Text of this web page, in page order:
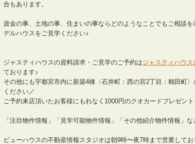
合もあります。
資金の事、土地の事、住まいの事ならどのようなことでもご相談
デルハウスをご見学ください♪
ジャスティハウスの資料請求・ご見学のご予約はジャスティハウ
ております♪
その他にも宇都宮市内に新築4棟〈石井町：西の宮2丁目：鶴田町
ください／
ご予約来店頂いたお客様にもれなく1000円のクオカードプレゼン
「注目物件情報」「見学可能物件情報」「その他紹介物件情報」な
ビューハウスの不動産情報スタジオは朝9時〜夜7時まで営業してお